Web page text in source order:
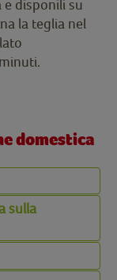
disponili su
la teglia nel
domestica
sulla